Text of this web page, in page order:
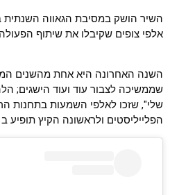
השיר הושק במסיבת הגאווה השנתית
אלפי צופים שקיבלו את שיתוף
השנה האחרונה היא אחת מהשנים
שממשיכה לצבור עוד ועוד הישגים;
שלי", שזכו לאלפי השמעות בתחנות
הפלייליסטים ולראשונה הקיץ תופיע ב 3 מופעי ענק בקיסריה.